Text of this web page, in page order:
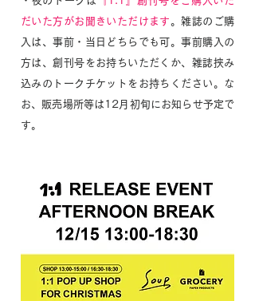
だいた方がお聞きいただけます 。雑誌のご購
入は、事前・当日どちらでも可。事前購入の
方は、創刊号をお持ちいただくか、雑誌挟み
込みのトークチケットをお持ちください。な
お、販売場所等は12月初旬にお知らせ予定で
す。